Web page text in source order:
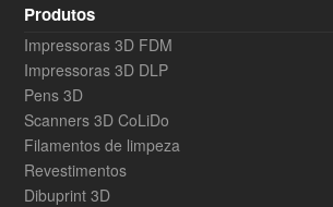
Produtos
Impressoras 3D FDM
Impressoras 3D DLP
Pens 3D
Scanners 3D CoLiDo
Filamentos de limpeza
Revestimentos
Dibuprint 3D